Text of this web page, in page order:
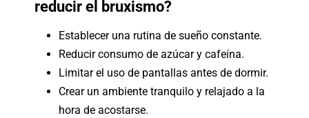
reducir el bruxismo?
Establecer una rutina de sueño constante.
Reducir consumo de azúcar y cafeína.
Limitar el uso de pantallas antes de dormir.
Crear un ambiente tranquilo y relajado a la
hora de acostarse.